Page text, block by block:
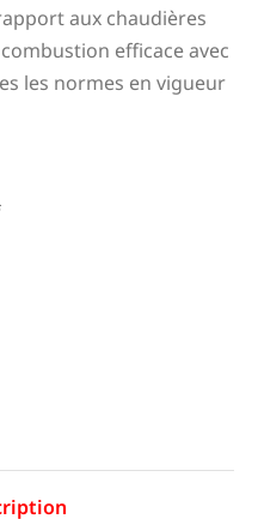
aux chaudières
efficace avec
les normes en vigueur